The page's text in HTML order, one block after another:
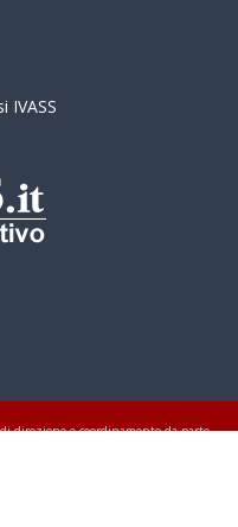
IVASS
direzione e coordinamento da parte